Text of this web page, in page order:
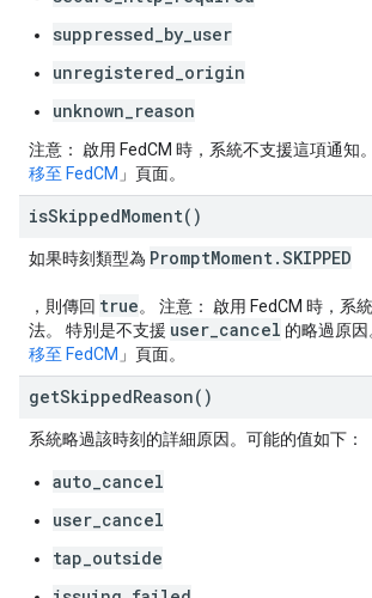
suppressed_by_user
unregistered_origin
unknown_reason
注意： 啟用 FedCM 時，系統不支援這項通知
移至 FedCM 」頁面。
isSkippedMoment( )
如果時刻類型為 PromptMoment.SKIPPED
，則傳回 true。 注意： 啟用 FedCM 時，系
法。 特別是不支援 user cancel 的略過原
移至 FedCM 」頁面。
getSkippedReason( )
系統略過該時刻的詳細原因。可能的值如下：
auto_cancel
user_cancel
tap_outside